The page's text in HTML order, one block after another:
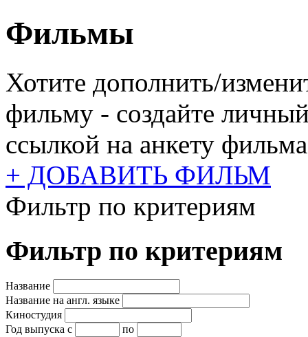
Фильмы
Хотите дополнить/
фильму - создайте
ссылкой на анкету
+ ДОБАВИТЬ ФИЛЬМ
Фильтр по критериям
Фильтр по критериям
Название
Название на англ. языке
Киностудия
Год выпуска с
по